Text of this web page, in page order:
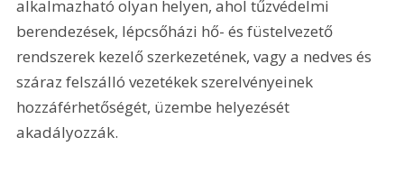
alkalmazható olyan helyen, ahol tűzvédelmi
berendezések, lépcsőházi hő- és füstelvezető
rendszerek kezelő szerkezetének, vagy a nedves és
száraz felszálló vezetékek szerelvényeinek
hozzáférhetőségét, üzembe helyezését
akadályozzák.